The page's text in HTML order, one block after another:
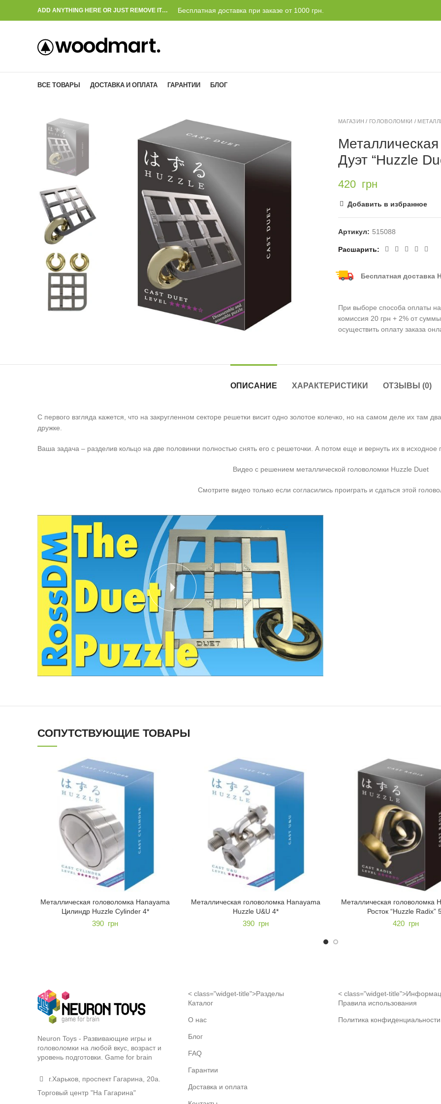
ADD ANYTHING HERE OR JUST REMOVE IT… Бесплатная доставка при заказе от 1000 грн.
ВСЕ ТОВАРЫ ДОСТАВКА И ОПЛАТА ГАРАНТИИ БЛОГ
МАГАЗИН / ГОЛОВОЛОМКИ /
Дуэт “Huzzle
420 грн
Добавить в избранное
Артикул: 515088
Расшарить
Бесплатная доставка
При выборе способа оплаты
комиссия 20 грн + 2% от
осуществить оплату заказа
ОПИСАНИЕ ХАРАКТЕРИСТИКИ ОТЗЫВЫ (0)
C первого взгляда кажется, что на закругленном секторе решетки висит одно золотое колечко, но на самом деле их там
дружке.
Ваша задача – разделив кольцо на две половинки полностью снять его с решеточки. А потом еще и вернуть их в исходное
Видео с решением металлической головоломки Huzzle Duet
Смотрите видео только если согласились проиграть и сдаться этой
СОПУТСТВУЮЩИЕ ТОВАРЫ
Металлическая головоломка Hanayama
Цилиндр Huzzle Cylinder 4*
390 грн
Металлическая головоломка Hanayama
Huzzle U&U 4*
390 грн
Металлическая головоломка
Росток “Huzzle Radix”
420 грн
Neuron Toys - Развивающие игры и
головоломки на любой вкус, возраст и
уровень подготовки. Game for brain
г.Харьков, проспект Гагарина, 20а.
Торговый центр "На Гагарина"
< class="widget-title">Разделы
Каталог
О нас
Блог
FAQ
Гарантии
Доставка и оплата
< class="widget-
Правила использования
Политика конфиденциальности